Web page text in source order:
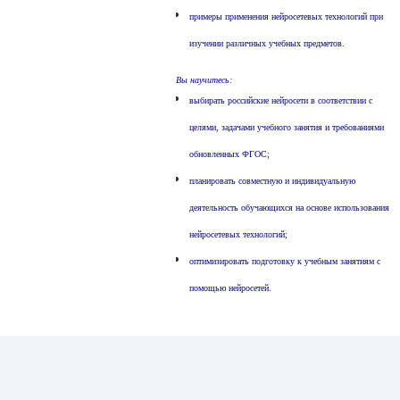
примеры применения нейросетевых технологий при
изучении различных учебных предметов.
Вы научитесь:
выбирать российские нейросети в соответствии с
целями, задачами учебного занятия и требованиями
обновленных ФГОС;
планировать совместную и индивидуальную
деятельность обучающихся на основе использования
нейросетевых технологий;
оптимизировать подготовку к учебным занятиям с
помощью нейросетей.